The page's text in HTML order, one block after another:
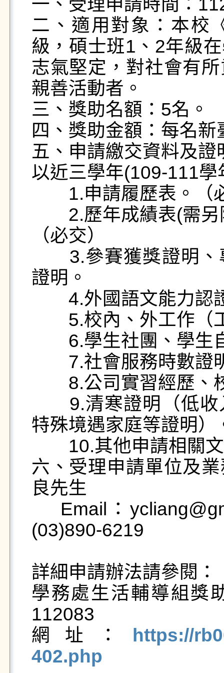
一、受理申請時間：
二、適用對象：本校
級，碩士班1、2年級
志氣堅定，對社會有
親善活動者。
三、獎助名額：5名。
四、獎助金額：每名
五、申請繳交資料及
以近三學年(109-111
1.申請履歷表。（
2.歷年成績表(需另
（必交）
3.參賽獲獎證明、
證明。
4.外國語文能力認
5.校內、外工作（
6.學生社團、學生
7.社會服務時數證
8.公司實習經歷、
9.清寒證明（低收
特殊境遇家庭等證
10.其他申請相關文
六、受理申請單位及
良先生
(03)890-6219
詳細申請辦法請參閱：
學務處生活輔導組獎
112083
網址：
https://
402.php